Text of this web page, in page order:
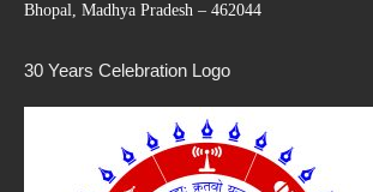
Bhopal, Madhya Pradesh – 462044
30 Years Celebration Logo